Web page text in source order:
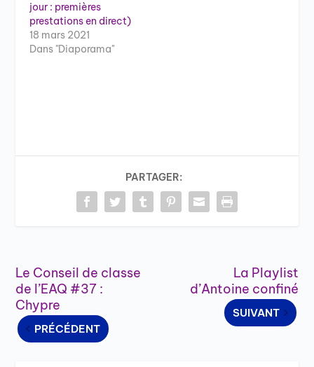
jour : premières
prestations en direct)
18 mars 2021
Dans "Diaporama"
PARTAGER:
Le Conseil de classe
de l’EAQ #37 :
Chypre
PRÉCÉDENT
La Playlist
d’Antoine confiné
SUIVANT